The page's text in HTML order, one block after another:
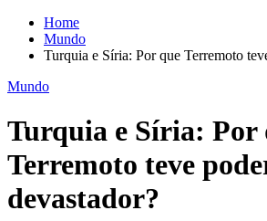
Home
Mundo
Turquia e Síria: Por que Terremoto
Mundo
Turquia e Síria: Por
Terremoto teve
devastador?